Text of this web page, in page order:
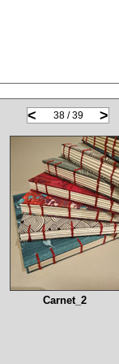
< >
38 / 39
Carnet_2